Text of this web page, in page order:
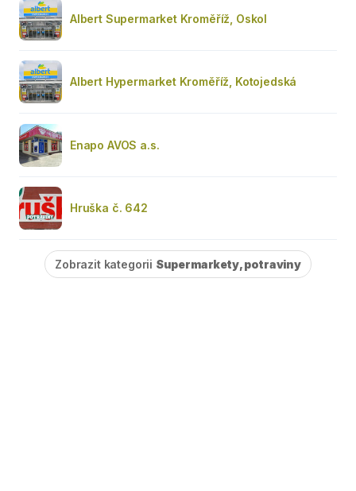
Albert Supermarket Kroměříž, Oskol
Albert Hypermarket Kroměříž, Kotojedská
Enapo AVOS a.s.
Hruška č. 642
Zobrazit kategorii Supermarkety, potraviny